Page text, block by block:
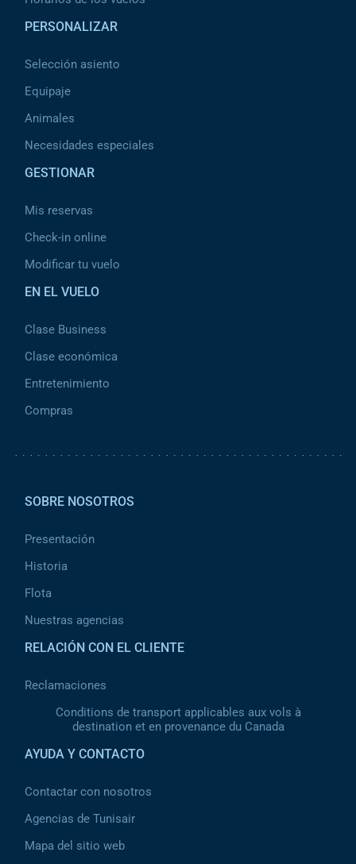
PERSONALIZAR
Selección asiento
Equipaje
Animales
Necesidades especiales
GESTIONAR
Mis reservas
Check-in online
Modificar tu vuelo
EN EL VUELO
Clase Business
Clase económica
Entretenimiento
Compras
SOBRE NOSOTROS
Presentación
Historia
Flota
Nuestras agencias
RELACIÓN CON EL CLIENTE
Reclamaciones
Conditions de transport applicables aux vols à
destination et en provenance du Canada
AYUDA Y CONTACTO
Contactar con nosotros
Agencias de Tunisair
Mapa del sitio web